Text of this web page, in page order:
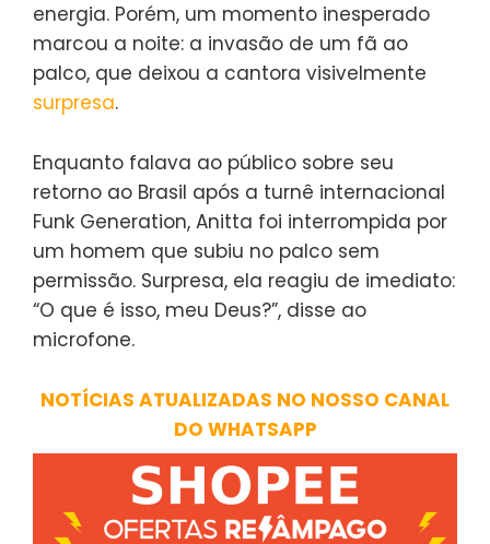
energia. Porém, um momento inesperado
marcou a noite: a invasão de um fã ao
palco, que deixou a cantora visivelmente
surpresa.
Enquanto falava ao público sobre seu
retorno ao Brasil após a turnê internacional
Funk Generation, Anitta foi interrompida por
um homem que subiu no palco sem
permissão. Surpresa, ela reagiu de imediato:
“O que é isso, meu Deus?”, disse ao
microfone.
NOTÍCIAS ATUALIZADAS NO NOSSO CANAL
DO WHATSAPP